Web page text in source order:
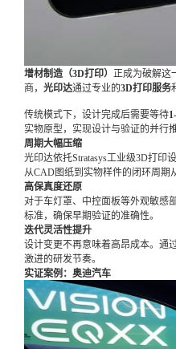
增材制造（3D打印） 正成为破解这
商， 光印达通过专业的3D打印服务
传统模式下，设计完成后需要等待
实物原型，实现设计与验证的并行
周期大幅压缩
光印达依托Stratasys工业级3D打印
从CAD图纸到实物样件的闭环周期
高保真度还原
对于车灯罩、中控面板等外观敏感
标准，确保早期验证的准确性。
迭代灵活性提升
设计变更不再意味着高昂成本。通
激进的研发节奏。
实证案例：奥迪汽车